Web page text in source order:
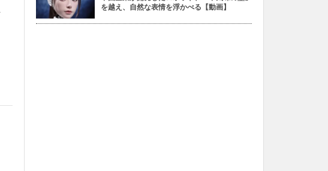
を越え、自然な表情を浮かべる【動画】